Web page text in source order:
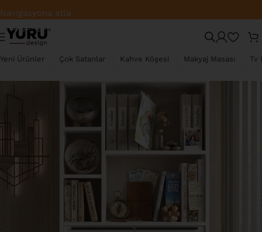
Navigasyona atla
Ana içeriğe atla
Fabrikadan Direkt Satış – En İyi Fiyat
Yeni Ürünler Çok Satanlar Kahve Köşesi Makyaj Masası Tv